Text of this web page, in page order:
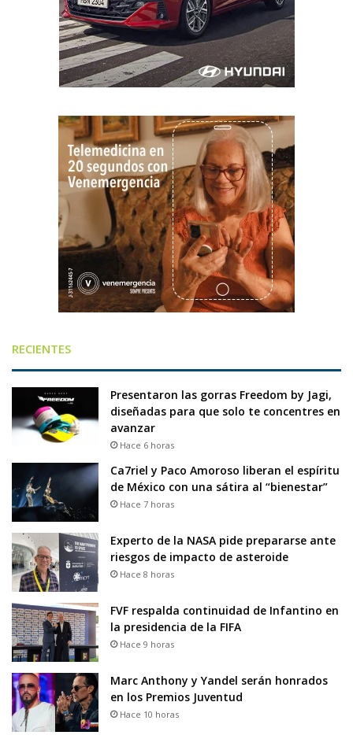
RECIENTES
Presentaron las gorras Freedom by Jagi,
diseñadas para que solo te concentres en
avanzar
Hace 6 horas
Ca7riel y Paco Amoroso liberan el espíritu
de México con una sátira al “bienestar”
Hace 7 horas
Experto de la NASA pide prepararse ante
riesgos de impacto de asteroide
Hace 8 horas
FVF respalda continuidad de Infantino en
la presidencia de la FIFA
Hace 9 horas
Marc Anthony y Yandel serán honrados
en los Premios Juventud
Hace 10 horas